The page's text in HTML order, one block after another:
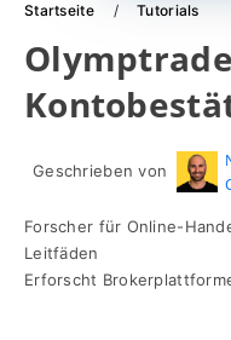
Startseite Tutorials
Geschrieben von
Forscher für Online-
Leitfäden
Erforscht